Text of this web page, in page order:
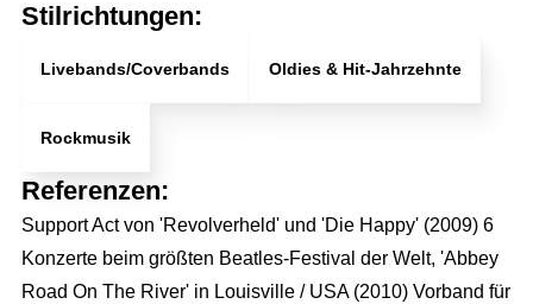
Full Service Agentur
Flexible Eventmanager
Eventmanagement
Stilrichtungen:
Livebands/Coverbands Oldies & Hit-Jahrzehnte
Rockmusik
Referenzen:
Support Act von 'Revolverheld' und 'Die Happy' (2009) 6
Konzerte beim größten Beatles-Festival der Welt, 'Abbey
Road On The River' in Louisville / USA (2010) Vorband für